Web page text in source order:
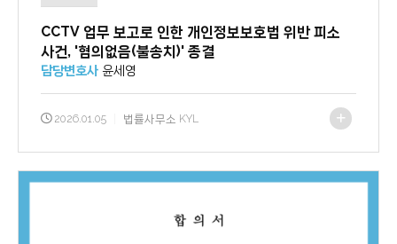
CCTV 업무 보고로 인한 개인정보보호법 위반 피소
사건, '혐의없음(불송치)' 종결
담당변호사 윤세영
2026.01.05 법률사무소 KYL